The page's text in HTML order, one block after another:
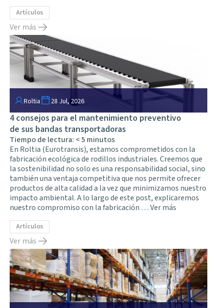
Artículos
Ver más
Roltia 28 Jul, 2026
4 consejos para el mantenimiento preventivo
de sus bandas transportadoras
Tiempo de lectura: < 5 minutos
En Roltia (Eurotransis), estamos comprometidos con la
fabricación ecológica de rodillos industriales. Creemos que
la sostenibilidad no solo es una responsabilidad social, sino
también una ventaja competitiva que nos permite ofrecer
productos de alta calidad a la vez que minimizamos nuestro
impacto ambiental. A lo largo de este post, explicaremos
nuestro compromiso con la fabricación …Ver más
Artículos
Ver más